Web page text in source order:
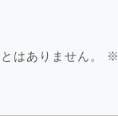
はありません。 ※